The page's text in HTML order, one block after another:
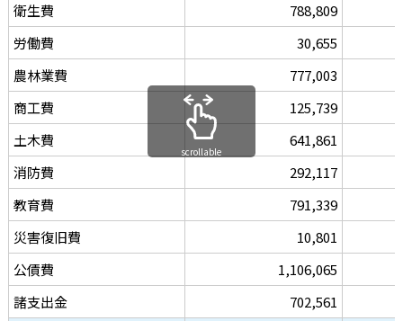
衛生費
788,809
労働費
30,655
農林業費
777,003
商工費
125,739
土木費
641,861
消防費
292,117
教育費
791,339
災害復旧費
10,801
公債費
1,106,065
諸支出金
702,561
scrollable